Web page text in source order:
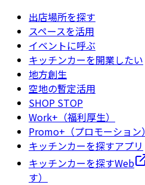
出店場所を探す
スペースを活用
イベントに呼ぶ
キッチンカーを開業したい
地方創生
空地の暫定活用
SHOP STOP
Work+（福利厚生）
Promo+（プロモーション）
キッチンカーを探すアプリ
キッチンカーを探すWeb
す）